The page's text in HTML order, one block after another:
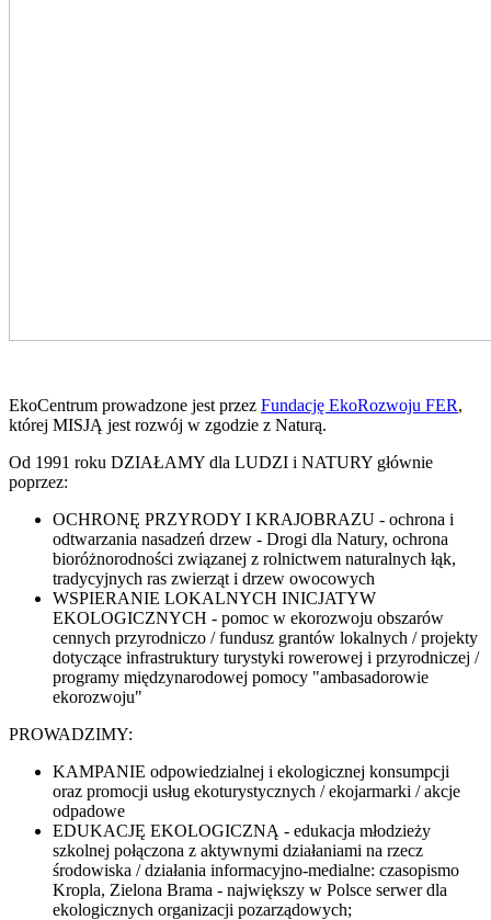
EkoCentrum prowadzone jest przez Fundację EkoRozwoju FER,
której MISJĄ jest rozwój w zgodzie z Naturą.
Od 1991 roku DZIAŁAMY dla LUDZI i NATURY głównie
poprzez:
OCHRONĘ PRZYRODY I KRAJOBRAZU - ochrona i
odtwarzania nasadzeń drzew - Drogi dla Natury, ochrona
bioróżnorodności związanej z rolnictwem naturalnych łąk,
tradycyjnych ras zwierząt i drzew owocowych
WSPIERANIE LOKALNYCH INICJATYW
EKOLOGICZNYCH - pomoc w ekorozwoju obszarów
cennych przyrodniczo / fundusz grantów lokalnych / projekty
dotyczące infrastruktury turystyki rowerowej i przyrodniczej /
programy międzynarodowej pomocy "ambasadorowie
ekorozwoju"
PROWADZIMY:
KAMPANIE odpowiedzialnej i ekologicznej konsumpcji
oraz promocji usług ekoturystycznych / ekojarmarki / akcje
odpadowe
EDUKACJĘ EKOLOGICZNĄ - edukacja młodzieży
szkolnej połączona z aktywnymi działaniami na rzecz
środowiska / działania informacyjno-medialne: czasopismo
Kropla, Zielona Brama - największy w Polsce serwer dla
ekologicznych organizacji pozarządowych;